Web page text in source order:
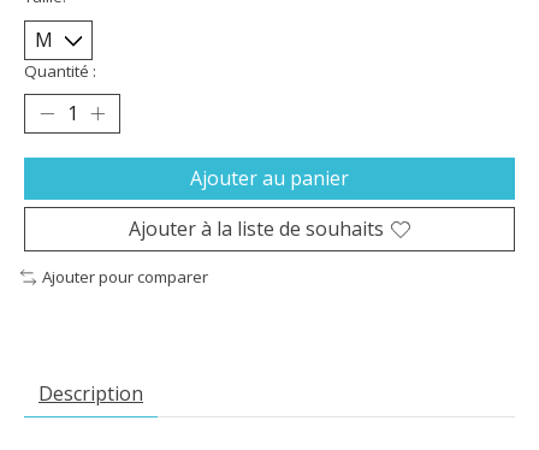
Quantité :
Ajouter au panier
Ajouter à la liste de souhaits
Ajouter pour comparer
Description